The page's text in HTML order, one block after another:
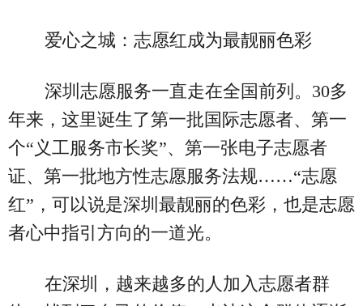
爱心之城：志愿红成为最靓丽色彩
深圳志愿服务一直走在全国前列。30多
年来，这里诞生了第一批国际志愿者、第一
个“义工服务市长奖”、第一张电子志愿者
证、第一批地方性志愿服务法规……“志愿
红”，可以说是深圳最靓丽的色彩，也是志愿
者心中指引方向的一道光。
在深圳，越来越多的人加入志愿者群